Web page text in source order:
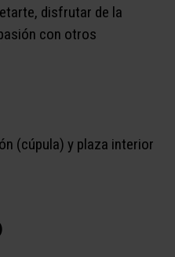
disfrutar de la
con otros
(cúpula) y plaza interior